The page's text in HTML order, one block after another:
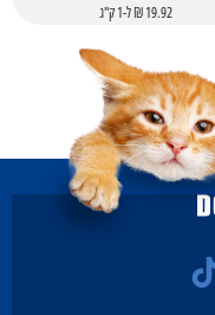
19.92 ₪ ל-1 ק"ג